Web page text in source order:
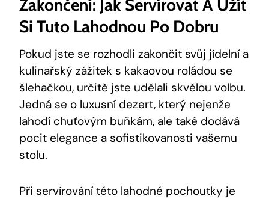
Zakončení: Jak Servírovat A Užít
Si Tuto Lahodnou Po Dobru
Pokud jste se rozhodli zakončit svůj jídelní a
kulinařský zážitek s kakaovou roládou se
šlehačkou, určitě jste udělali skvělou volbu.
Jedná se o luxusní dezert, který nejenže
lahodí chuťovým buňkám, ale také dodává
pocit elegance a sofistikovanosti vašemu
stolu.
Při servírování této lahodné pochoutky je